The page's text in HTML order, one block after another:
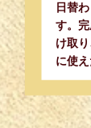
日替
す。
け取
に使